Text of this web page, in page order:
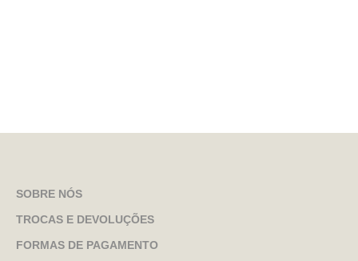
SOBRE NÓS
TROCAS E DEVOLUÇÕES
FORMAS DE PAGAMENTO